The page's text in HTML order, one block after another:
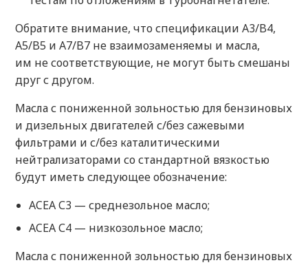
Обратите внимание, что спецификации A3/B4,
A5/B5 и A7/B7 не взаимозаменяемы и масла,
им не соответствующие, не могут быть смешаны
друг с другом.
Масла с пониженной зольностью для бензиновых
и дизельных двигателей с/без сажевыми
фильтрами и с/без каталитическими
нейтрализаторами со стандартной вязкостью
будут иметь следующее обозначение:
ACEA С3 — среднезольное масло;
ACEA С4 — низкозольное масло;
Масла с пониженной зольностью для бензиновых